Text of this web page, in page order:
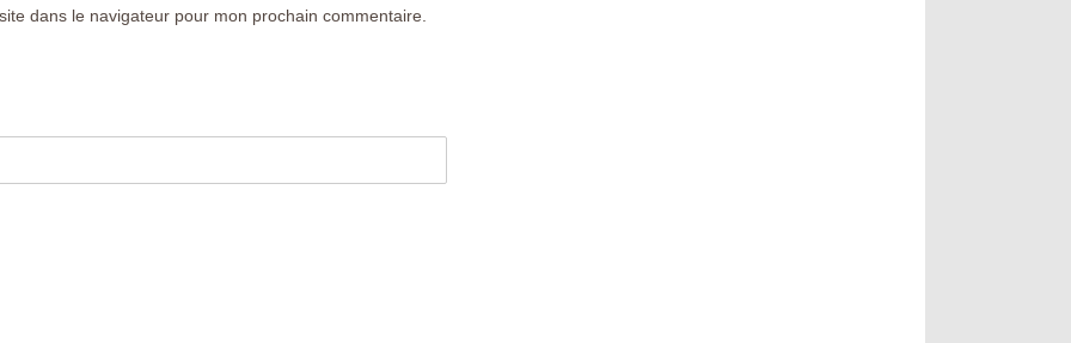
dans le navigateur pour mon prochain commentaire.